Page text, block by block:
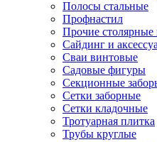
Полосы стальные
Профнастил
Прочие столярные
Сайдинг и
Сваи винтовые
Садовые фигуры
Секционные
Сетки заборные
Сетки кладочные
Тротуарная плитка
Трубы круглые